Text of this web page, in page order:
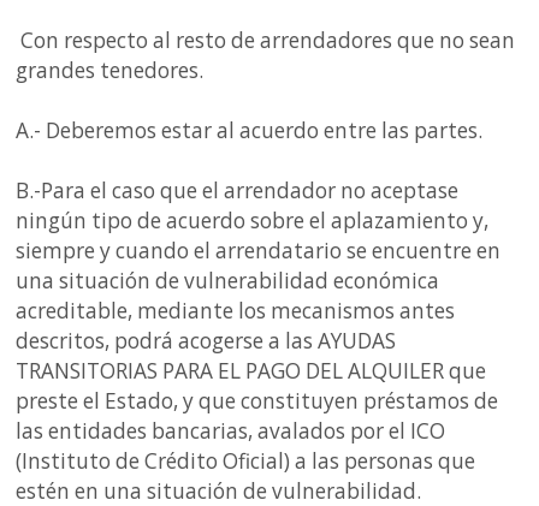
Con respecto al resto de arrendadores que no sean
grandes tenedores.
A.- Deberemos estar al acuerdo entre las partes.
B.-Para el caso que el arrendador no aceptase
ningún tipo de acuerdo sobre el aplazamiento y,
siempre y cuando el arrendatario se encuentre en
una situación de vulnerabilidad económica
acreditable, mediante los mecanismos antes
descritos, podrá acogerse a las AYUDAS
TRANSITORIAS PARA EL PAGO DEL ALQUILER que
preste el Estado, y que constituyen préstamos de
las entidades bancarias, avalados por el ICO
(Instituto de Crédito Oficial) a las personas que
estén en una situación de vulnerabilidad.